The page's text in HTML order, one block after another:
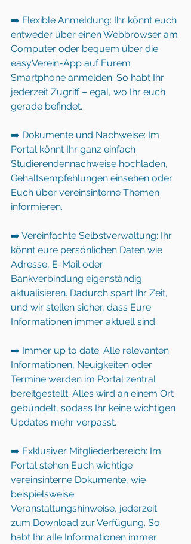
➡️ Flexible Anmeldung: Ihr könnt euch
entweder über einen Webbrowser am
Computer oder bequem über die
easyVerein-App auf Eurem
Smartphone anmelden. So habt Ihr
jederzeit Zugriff – egal, wo Ihr euch
gerade befindet.
➡️ Dokumente und Nachweise: Im
Portal könnt Ihr ganz einfach
Studierendennachweise hochladen,
Gehaltsempfehlungen einsehen oder
Euch über vereinsinterne Themen
informieren.
➡️ Vereinfachte Selbstverwaltung: Ihr
könnt eure persönlichen Daten wie
Adresse, E-Mail oder
Bankverbindung eigenständig
aktualisieren. Dadurch spart Ihr Zeit,
und wir stellen sicher, dass Eure
Informationen immer aktuell sind.
➡️ Immer up to date: Alle relevanten
Informationen, Neuigkeiten oder
Termine werden im Portal zentral
bereitgestellt. Alles wird an einem Ort
gebündelt, sodass Ihr keine wichtigen
Updates mehr verpasst.
➡️ Exklusiver Mitgliederbereich: Im
Portal stehen Euch wichtige
vereinsinterne Dokumente, wie
beispielsweise
Veranstaltungshinweise, jederzeit
zum Download zur Verfügung. So
habt Ihr alle Informationen immer